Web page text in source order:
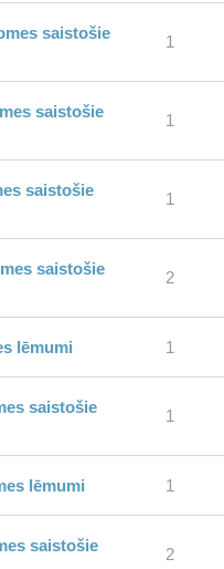
saistošie
1
saistošie
1
saistošie
1
saistošie
2
lēmumi 1
saistošie
1
lēmumi 1
saistošie
2